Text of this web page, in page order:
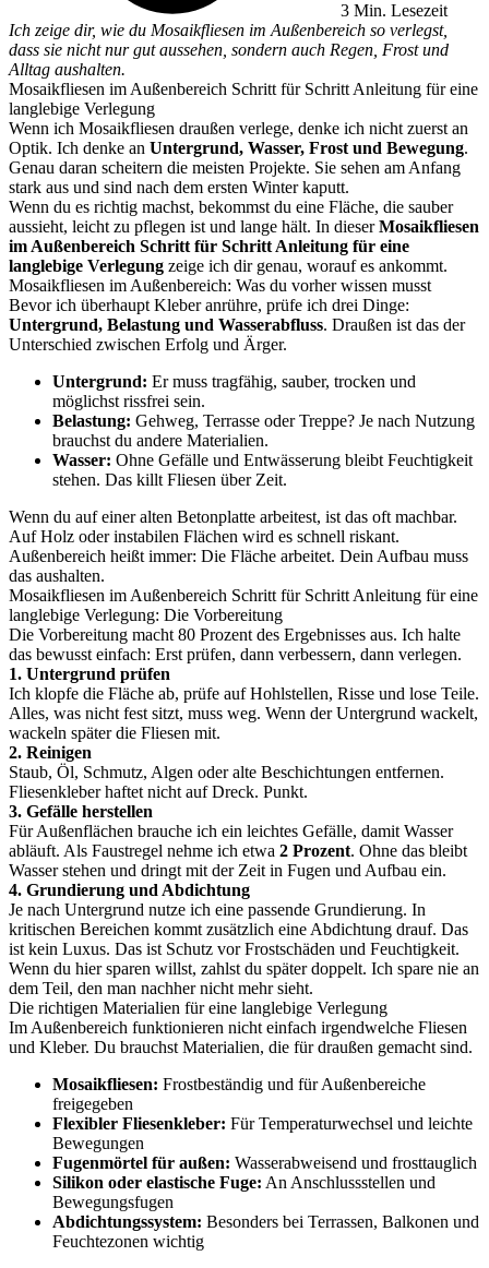
3 Min. Lesezeit
Ich zeige dir, wie du Mosaikfliesen im Außenbereich so verlegst,
dass sie nicht nur gut aussehen, sondern auch Regen, Frost und
Alltag aushalten.
Mosaikfliesen im Außenbereich Schritt für Schritt Anleitung für eine
langlebige Verlegung
Wenn ich Mosaikfliesen draußen verlege, denke ich nicht zuerst an
Optik. Ich denke an Untergrund, Wasser, Frost und Bewegung.
Genau daran scheitern die meisten Projekte. Sie sehen am Anfang
stark aus und sind nach dem ersten Winter kaputt.
Wenn du es richtig machst, bekommst du eine Fläche, die sauber
aussieht, leicht zu pflegen ist und lange hält. In dieserMosaikfliesen
im Außenbereich Schritt für Schritt Anleitung für eine
langlebige Verlegung zeige ich dir genau, worauf es ankommt.
Mosaikfliesen im Außenbereich: Was du vorher wissen musst
Bevor ich überhaupt Kleber anrühre, prüfe ich drei Dinge:
Untergrund, Belastung und Wasserabfluss. Draußen ist das der
Unterschied zwischen Erfolg und Ärger.
Untergrund: Er muss tragfähig, sauber, trocken und
möglichst rissfrei sein.
Belastung: Gehweg, Terrasse oder Treppe? Je nach Nutzung
brauchst du andere Materialien.
Wasser: Ohne Gefälle und Entwässerung bleibt Feuchtigkeit
stehen. Das killt Fliesen über Zeit.
Wenn du auf einer alten Betonplatte arbeitest, ist das oft machbar.
Auf Holz oder instabilen Flächen wird es schnell riskant.
Außenbereich heißt immer: Die Fläche arbeitet. Dein Aufbau muss
das aushalten.
Mosaikfliesen im Außenbereich Schritt für Schritt Anleitung für eine
langlebige Verlegung: Die Vorbereitung
Die Vorbereitung macht 80 Prozent des Ergebnisses aus. Ich halte
das bewusst einfach: Erst prüfen, dann verbessern, dann verlegen.
1. Untergrund prüfen
Ich klopfe die Fläche ab, prüfe auf Hohlstellen, Risse und lose Teile.
Alles, was nicht fest sitzt, muss weg. Wenn der Untergrund wackelt,
wackeln später die Fliesen mit.
2. Reinigen
Staub, Öl, Schmutz, Algen oder alte Beschichtungen entfernen.
Fliesenkleber haftet nicht auf Dreck. Punkt.
3. Gefälle herstellen
Für Außenflächen brauche ich ein leichtes Gefälle, damit Wasser
abläuft. Als Faustregel nehme ich etwa 2 Prozent. Ohne das bleibt
Wasser stehen und dringt mit der Zeit in Fugen und Aufbau ein.
4. Grundierung und Abdichtung
Je nach Untergrund nutze ich eine passende Grundierung. In
kritischen Bereichen kommt zusätzlich eine Abdichtung drauf. Das
ist kein Luxus. Das ist Schutz vor Frostschäden und Feuchtigkeit.
Wenn du hier sparen willst, zahlst du später doppelt. Ich spare nie an
dem Teil, den man nachher nicht mehr sieht.
Die richtigen Materialien für eine langlebige Verlegung
Im Außenbereich funktionieren nicht einfach irgendwelche Fliesen
und Kleber. Du brauchst Materialien, die für draußen gemacht sind.
Mosaikfliesen: Frostbeständig und für Außenbereiche
freigegeben
Flexibler Fliesenkleber: Für Temperaturwechsel und leichte
Bewegungen
Fugenmörtel für außen: Wasserabweisend und frosttauglich
Silikon oder elastische Fuge: An Anschlussstellen und
Bewegungsfugen
Abdichtungssystem: Besonders bei Terrassen, Balkonen und
Feuchtezonen wichtig